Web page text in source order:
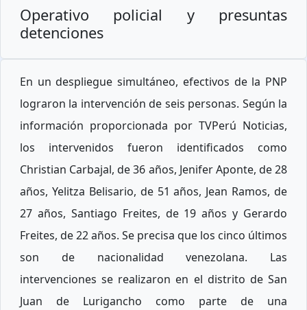
Operativo policial y presuntas
detenciones
En un despliegue simultáneo, efectivos de la PNP
lograron la intervención de seis personas. Según la
información proporcionada por TVPerú Noticias,
los intervenidos fueron identificados como
Christian Carbajal, de 36 años, Jenifer Aponte, de 28
años, Yelitza Belisario, de 51 años, Jean Ramos, de
27 años, Santiago Freites, de 19 años y Gerardo
Freites, de 22 años. Se precisa que los cinco últimos
son de nacionalidad venezolana. Las
intervenciones se realizaron en el distrito de San
Juan de Lurigancho como parte de una